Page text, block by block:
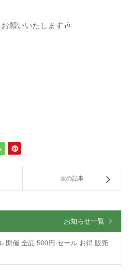
願いいたします🎶
次の記事
お知らせ一覧
開催 全品 500円 セール お得 販売